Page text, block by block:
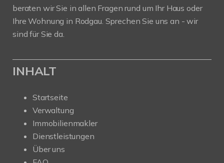
beraten wir Sie in allen Fragen rund um Ihr Haus oder
Ihre Wohnung in Rodgau. Sprechen Sie uns an - wir
sind für Sie da.
INHALT
Startseite
Verwaltung
Immobilienmakler
Dienstleistungen
Über uns